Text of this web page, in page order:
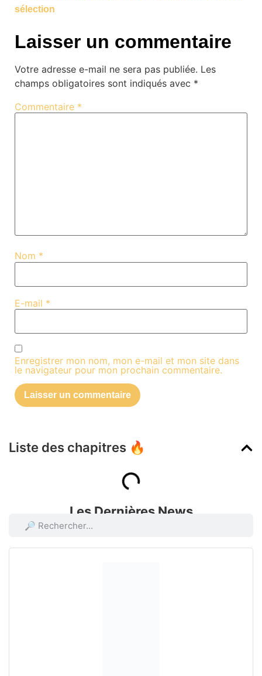
Liste des chapitres 🔥
sélection
Laisser un commentaire
Votre adresse e-mail ne sera pas publiée. Les
champs obligatoires sont indiqués avec *
Commentaire *
Nom *
E-mail *
Enregistrer mon nom, mon e-mail et mon site dans
le navigateur pour mon prochain commentaire.
Les Dernières News